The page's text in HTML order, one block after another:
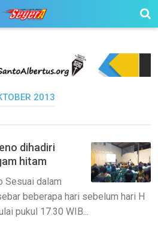
2013
dihadiri
hitam
Sesuai dalam
beberapa hari sebelum hari H
pukul 17.30 WIB...